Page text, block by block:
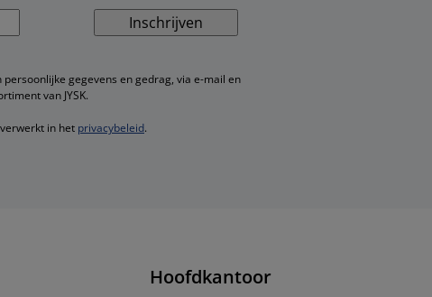
Inschrijven
gegevens en gedrag, via e-mail en
van JYSK.
in het privacybeleid.
Hoofdkantoor